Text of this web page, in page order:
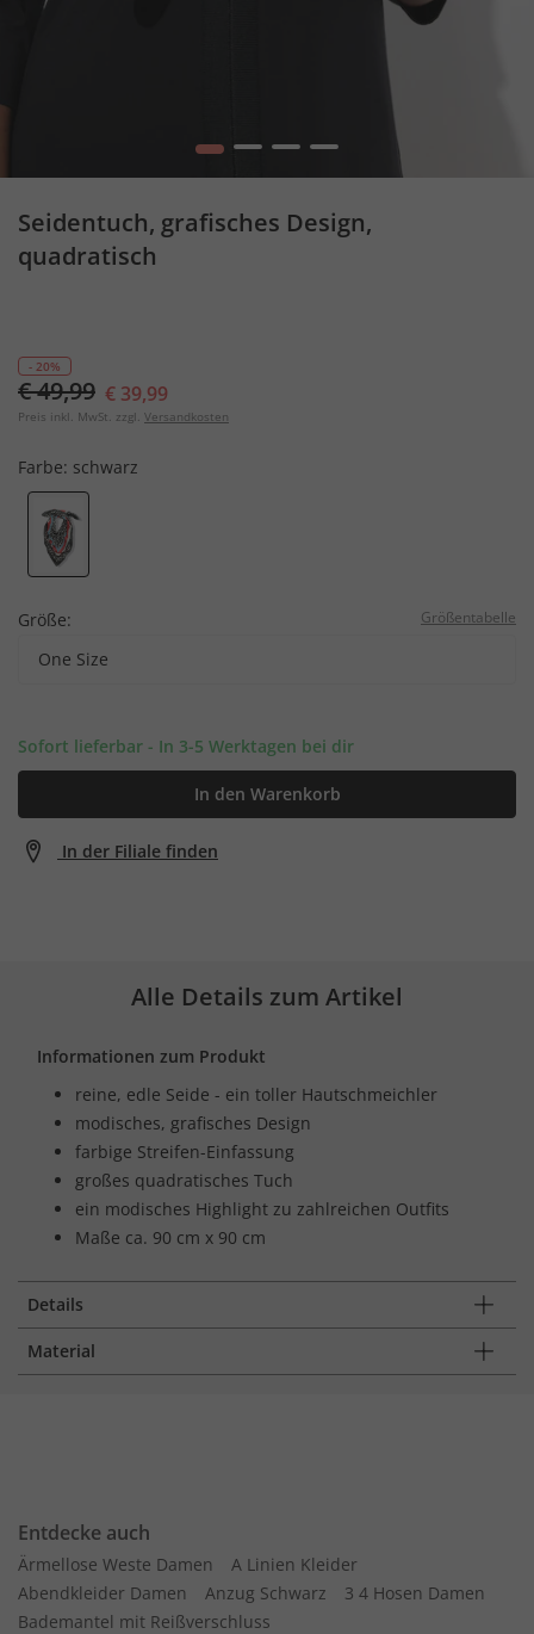
1 2 3 4
Seidentuch, grafisches Design,
quadratisch
- 20%
€ 49,99 € 39,99
Preis inkl. MwSt. zzgl. Versandkosten
Farbe: schwarz
Größe: Größentabelle
One Size
Sofort lieferbar - In 3-5 Werktagen bei dir
In den Warenkorb
In der Filiale finden
Alle Details zum Artikel
Informationen zum Produkt
reine, edle Seide - ein toller Hautschmeichler
modisches, grafisches Design
farbige Streifen-Einfassung
großes quadratisches Tuch
ein modisches Highlight zu zahlreichen Outfits
Maße ca. 90 cm x 90 cm
Details
Material
Entdecke auch
Ärmellose Weste Damen
A Linien Kleider
Abendkleider Damen
Anzug Schwarz
3 4 Hosen Damen
Bademantel mit Reißverschluss